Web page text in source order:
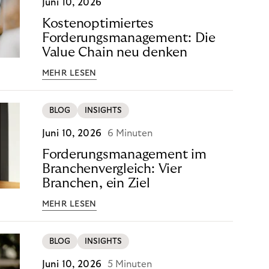
Juni 10, 2026
Kostenoptimiertes
Forderungsmanagement: Die
Value Chain neu denken
MEHR LESEN
BLOG INSIGHTS
Juni 10, 2026 6 Minuten
Forderungsmanagement im
Branchenvergleich: Vier
Branchen, ein Ziel
MEHR LESEN
BLOG INSIGHTS
Juni 10, 2026 5 Minuten